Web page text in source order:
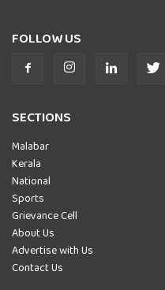
FOLLOW US
SECTIONS
Malabar
Kerala
National
Sports
Grievance Cell
About Us
Advertise with Us
Contact Us